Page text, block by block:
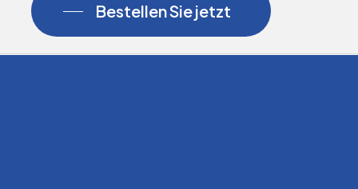
Bestellen Sie jetzt